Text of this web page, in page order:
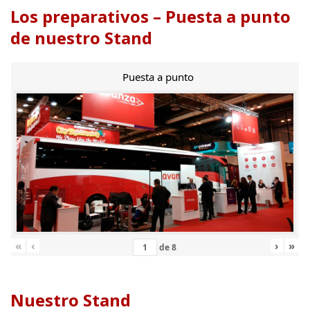
Los preparativos – Puesta a punto
de nuestro Stand
Puesta a punto
« ‹ de8 › »
Nuestro Stand